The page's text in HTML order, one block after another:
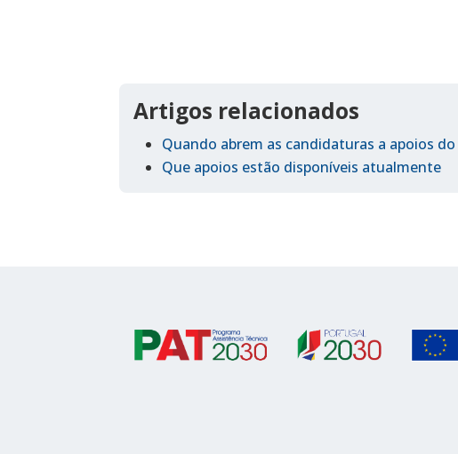
Artigos relacionados
Quando abrem as candidaturas a apoios
Que apoios estão disponíveis atualmente